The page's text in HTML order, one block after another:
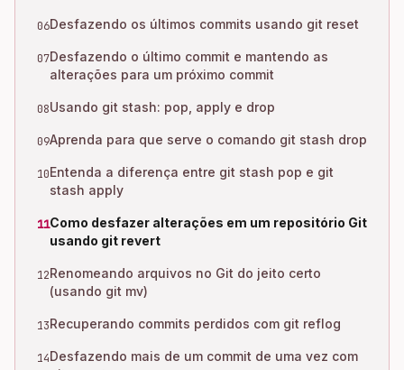
06Desfazendo os últimos commits usando git reset
07Desfazendo o último commit e mantendo as
alterações para um próximo commit
08Usando git stash: pop, apply e drop
09Aprenda para que serve o comando git stash drop
10Entenda a diferença entre git stash pop e git
stash apply
11Como desfazer alterações em um repositório Git
usando git revert
12Renomeando arquivos no Git do jeito certo
(usando git mv)
13Recuperando commits perdidos com git reflog
14Desfazendo mais de um commit de uma vez com